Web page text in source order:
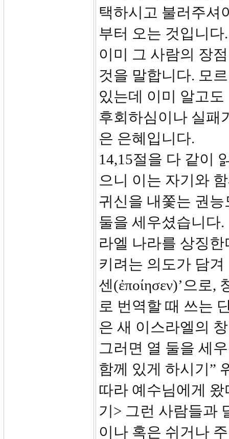
택하시고 불러주셔
부터 오는 것입니
이미 그 사람의 장
것을 말합니다. 모
있는데 이미 알고
후회하심이나 실패
은 은혜입니다.
14,15절을 다 같이
으니 이는 자기와
귀신을 내쫓는 권
둘을 세우셨습니다.
라엘 나라를 상징
키려는 의도가 담겨
센(ἐποίησεν)’으로
로 번역할 때 쓰는
은 새 이스라엘의
그러면 열 둘을 세
함께 있게 하시기”
따라 예수님에게
기> 그런 사람들과
이나 혹은 쉬거나